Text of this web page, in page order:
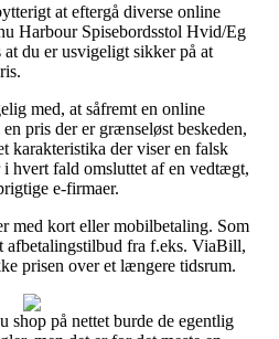
at eftergå diverse online
Harbour Spisebordsstol Hvid/Eg
du er usvigeligt sikker på at
med, at såfremt en online
pris der er grænseløst beskeden,
karakteristika der viser en falsk
hvert fald omsluttet af en vedtægt,
e-firmaer.
med kort eller mobilbetaling. Som
afbetalingstilbud fra f.eks. ViaBill,
prisen over et længere tidsrum.
shop på nettet burde de egentlig